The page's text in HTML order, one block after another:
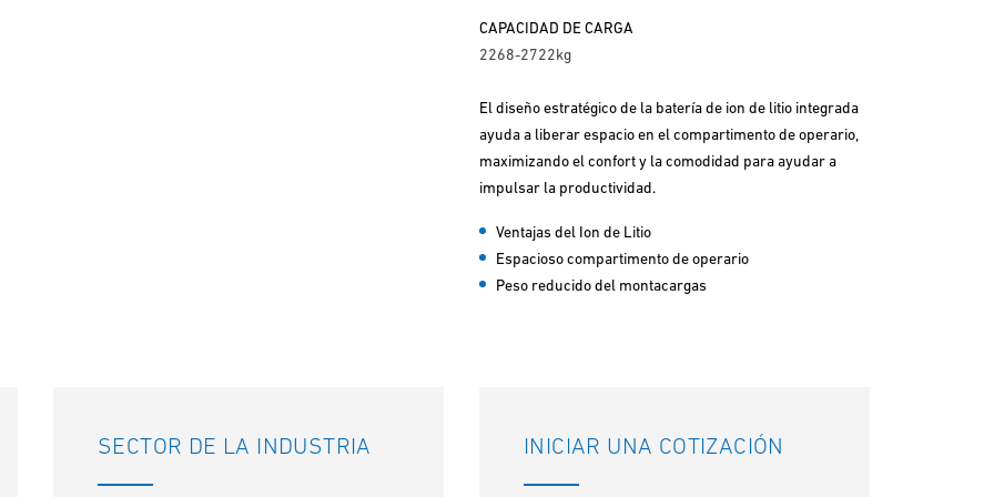
CAPACIDAD DE CARGA
2268-2722kg
El diseño estratégico de la batería de ion de litio integrada
ayuda a liberar espacio en el compartimento de operario,
maximizando el confort y la comodidad para ayudar a
impulsar la productividad.
Ventajas del Ion de Litio
Espacioso compartimento de operario
Peso reducido del montacargas
SECTOR DE LA INDUSTRIA INICIAR UNA COTIZACIÓN